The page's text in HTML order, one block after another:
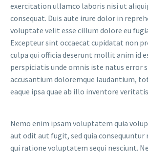
exercitation ullamco laboris nisi ut
consequat. Duis aute irure dolor in
voluptate velit esse cillum dolore eu
Excepteur sint occaecat cupidatat non
culpa qui officia deserunt mollit anim id
perspiciatis unde omnis iste natus error
accusantium doloremque laudantium,
eaque ipsa quae ab illo inventore
Nemo enim ipsam voluptatem quia
aut odit aut fugit, sed quia consequuntur
qui ratione voluptatem sequi nesciunt.